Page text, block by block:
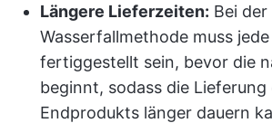
Längere Lieferzeiten: Bei der
Wasserfallmethode muss jede
fertiggestellt sein, bevor die
beginnt, sodass die Lieferung
Endprodukts länger dauern